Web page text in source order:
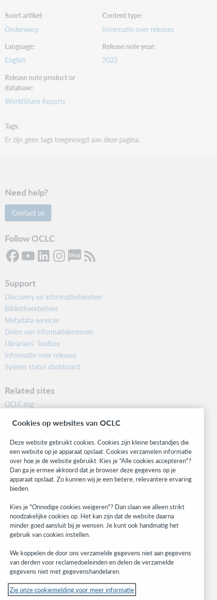
Soort artikel
Onderwerp
Content type
Informatie over releases
Language
English
Release note year
2022
Release note product or
database
WorldShare Reports
Tags
Er zijn geen tags toegevoegd aan deze pagina.
Need help?
Contact us
Follow OCLC
Support
Discovery en informatiediensten
Bibliotheekbeheer
Metadata-services
Delen van informatiebronnen
Librarians’ Toolbox
Informatie over releases
System status dashboard
Related sites
OCLC.org
Community
Research
WebJunction
Developer Network
Stay in the know.
Get the latest product updates, research, events, and much more—
right to your inbox.
Subscribe now
© 2023 OCLC
Cookies op websites van OCLC
Deze website gebruikt cookies. Cookies zijn kleine bestandjes die
een website op je apparaat opslaat. Cookies verzamelen informatie
over hoe je de website gebruikt. Kies je "Alle cookies accepteren"?
Dan ga je ermee akkoord dat je browser deze gegevens op je
apparaat opslaat. Zo kunnen wij je een betere, relevantere ervaring
bieden.
Kies je "Onnodige cookies weigeren"? Dan slaan we alleen strikt
noodzakelijke cookies op. Het kan zijn dat de website daarna
minder goed aansluit bij je wensen. Je kunt ook handmatig het
gebruik van cookies instellen.
We koppelen de door ons verzamelde gegevens niet aan gegevens
van derden voor reclamedoeleinden en delen de verzamelde
gegevens niet met gegevenshandelaren.
Zie onze cookiemelding voor meer informatie